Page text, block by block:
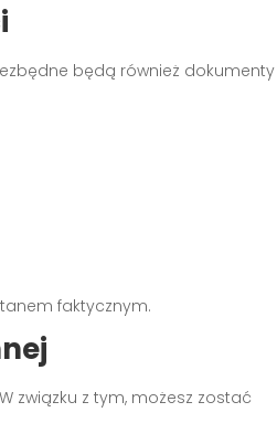
będą również dokumenty
faktycznym.
związku z tym, możesz zostać